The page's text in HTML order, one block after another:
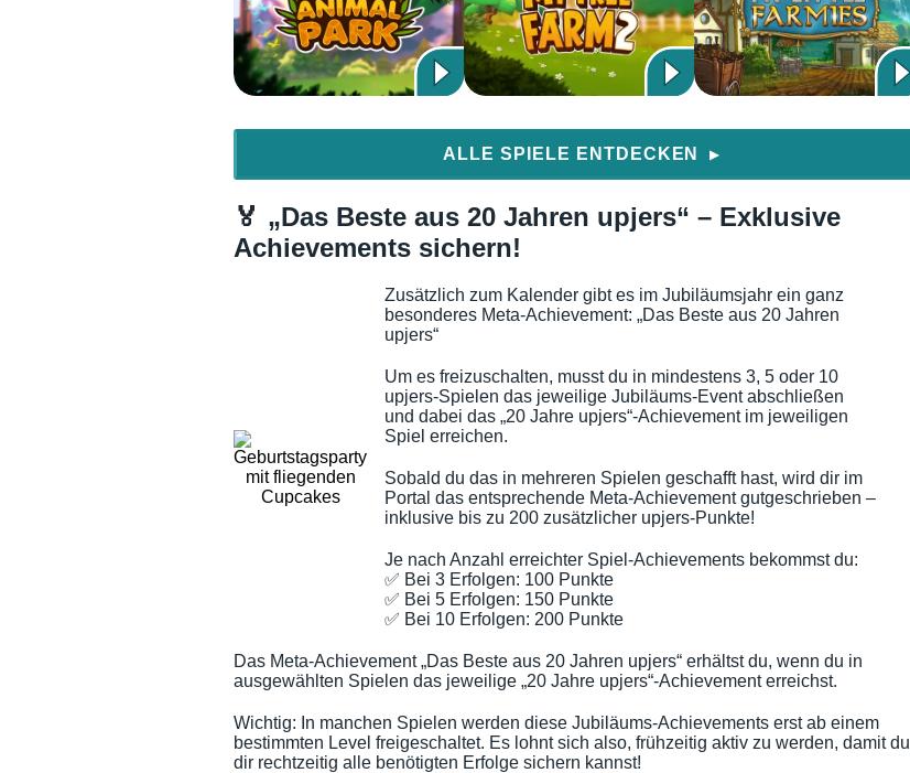
ALLE SPIELE ENTDECKEN ▶
🏅 „Das Beste aus 20 Jahren upjers“ – Exklusive
Achievements sichern!
Zusätzlich zum Kalender gibt es im Jubiläumsjahr ein ganz
besonderes Meta-Achievement: „Das Beste aus 20 Jahren
upjers“
Um es freizuschalten, musst du in mindestens 3, 5 oder 10
upjers-Spielen das jeweilige Jubiläums-Event abschließen
und dabei das „20 Jahre upjers“-Achievement im jeweiligen
Spiel erreichen.
Sobald du das in mehreren Spielen geschafft hast, wird dir im
Portal das entsprechende Meta-Achievement gutgeschrieben –
inklusive bis zu 200 zusätzlicher upjers-Punkte!
Je nach Anzahl erreichter Spiel-Achievements bekommst du:
✅ Bei 3 Erfolgen: 100 Punkte
✅ Bei 5 Erfolgen: 150 Punkte
✅ Bei 10 Erfolgen: 200 Punkte
Das Meta-Achievement „Das Beste aus 20 Jahren upjers“ erhältst du, wenn du in
ausgewählten Spielen das jeweilige „20 Jahre upjers“-Achievement erreichst.
Wichtig: In manchen Spielen werden diese Jubiläums-Achievements erst ab einem
bestimmten Level freigeschaltet. Es lohnt sich also, frühzeitig aktiv zu werden, damit du
dir rechtzeitig alle benötigten Erfolge sichern kannst!